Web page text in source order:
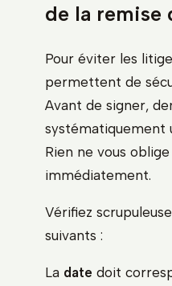
de la remise
Pour éviter les
permettent de
Avant de signer,
systématiquement
Rien ne vous
immédiatement.
Vérifiez
suivants :
La date doit